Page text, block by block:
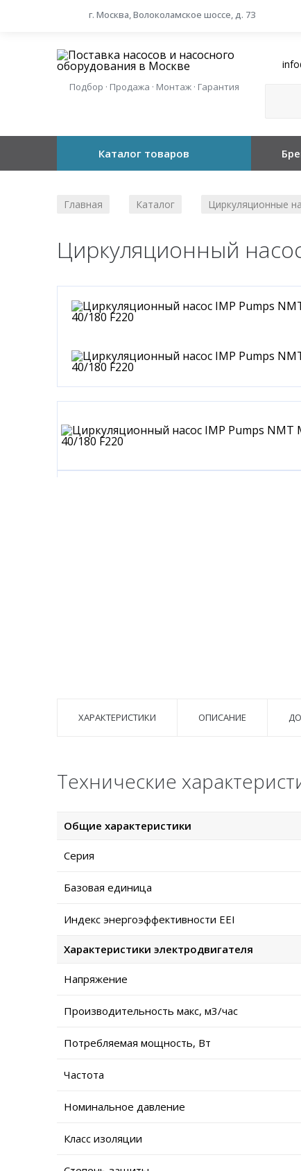
г. Москва, Волоколамское шоссе, д. 73
Подбор · Продажа · Монтаж · Гарантия
Каталог товаров
Главная Каталог Циркуляционные
Циркуляционный
ХАРАКТЕРИСТИКИ ОПИСАНИЕ
Технические
Общие характеристики
Серия
Базовая единица
Индекс энергоэффективности EEI
Характеристики электродвигателя
Напряжение
Производительность макс, м3/час
Потребляемая мощность, Вт
Частота
Номинальное давление
Класс изоляции